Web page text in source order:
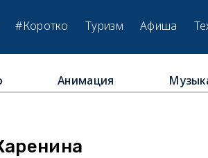
#Коротко Туризм Афиша
Анимация